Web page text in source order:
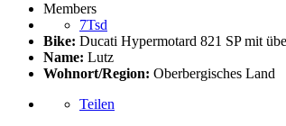
Members
7Tsd
Bike: Ducati Hypermotard 821 SP mit
Name: Lutz
Wohnort/Region: Oberbergisches Land
Teilen